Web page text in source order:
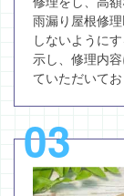
雨漏り屋根修
しないように
示し、修理内
ていただいてお
03